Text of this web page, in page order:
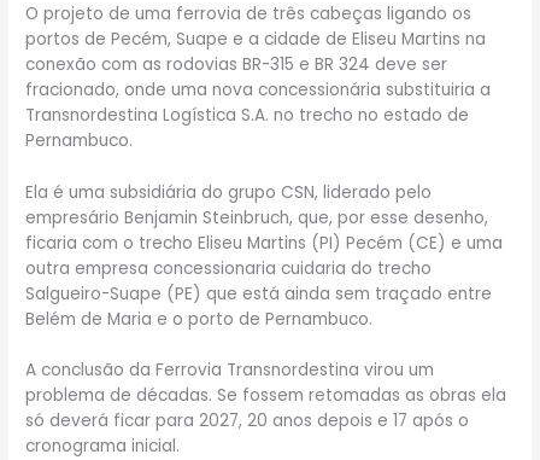
O projeto de uma ferrovia de três cabeças ligando os
portos de Pecém, Suape e a cidade de Eliseu Martins na
conexão com as rodovias BR-315 e BR 324 deve ser
fracionado, onde uma nova concessionária substituiria a
Transnordestina Logística S.A. no trecho no estado de
Pernambuco.
Ela é uma subsidiária do grupo CSN, liderado pelo
empresário Benjamin Steinbruch, que, por esse desenho,
ficaria com o trecho Eliseu Martins (PI) Pecém (CE) e uma
outra empresa concessionaria cuidaria do trecho
Salgueiro-Suape (PE) que está ainda sem traçado entre
Belém de Maria e o porto de Pernambuco.
A conclusão da Ferrovia Transnordestina virou um
problema de décadas. Se fossem retomadas as obras ela
só deverá ficar para 2027, 20 anos depois e 17 após o
cronograma inicial.